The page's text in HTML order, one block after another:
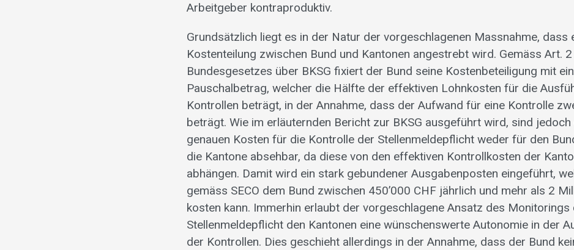
Arbeitgeber kontraproduktiv.
Grundsätzlich liegt es in der Natur der vorgeschlagenen Massnahme, dass
Kostenteilung zwischen Bund und Kantonen angestrebt wird. Gemäss Art.
Bundesgesetzes über BKSG fixiert der Bund seine Kostenbeteiligung mit
Pauschalbetrag, welcher die Hälfte der effektiven Lohnkosten für die
Kontrollen beträgt, in der Annahme, dass der Aufwand für eine Kontrolle
beträgt. Wie im erläuternden Bericht zur BKSG ausgeführt wird, sind jedoch
genauen Kosten für die Kontrolle der Stellenmeldepflicht weder für den
die Kantone absehbar, da diese von den effektiven Kontrollkosten der
abhängen. Damit wird ein stark gebundener Ausgabenposten eingeführt,
gemäss SECO dem Bund zwischen 450’000 CHF jährlich und mehr als 2
kosten kann. Immerhin erlaubt der vorgeschlagene Ansatz des Monitorings
Stellenmeldepflicht den Kantonen eine wünschenswerte Autonomie in der
der Kontrollen. Dies geschieht allerdings in der Annahme, dass der Bund